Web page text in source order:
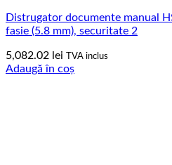
Distrugator documente manual
fasie (5.8 mm), securitate 2
5,082.02 lei TVA inclus
Adaugă în coș